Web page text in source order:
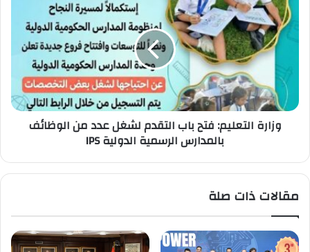
التعليم:
فتح
باب
التقدم
عدد
الوظائف
بالمدارس
وزارة التعليم: فتح باب التقدم لشغل عدد من الوظائف
بالمدارس الرسمية الدولية IPS
مقالات ذات صلة